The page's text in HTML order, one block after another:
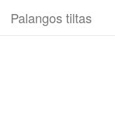
Palangos tiltas